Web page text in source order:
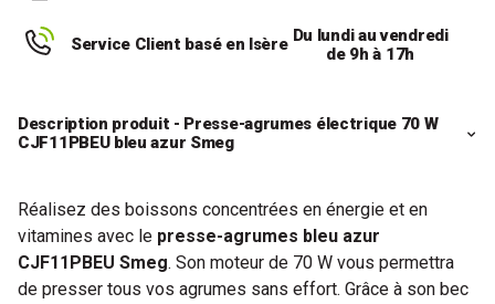
Service Client basé en Isère Du lundi au vendredi
de 9h à 17h
Description produit - Presse-agrumes électrique 70 W
CJF11PBEU bleu azur Smeg
Réalisez des boissons concentrées en énergie et en
vitamines avec le presse-agrumes bleu azur
CJF11PBEU Smeg. Son moteur de 70 W vous permettra
de presser tous vos agrumes sans effort. Grâce à son bec